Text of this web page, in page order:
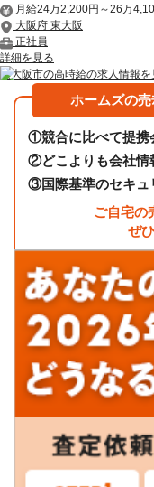
月給24万2,200円～26万
大阪府 東大阪
正社員
詳細を見る
東大阪市の高時給の求人情報を
ホームズの
①競合に比べて提携
②どこよりも会社情
③国際基準のセキ
ご自宅の
ぜ